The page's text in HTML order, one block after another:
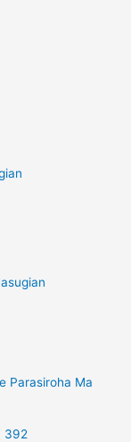
Parasiroha Ma
392